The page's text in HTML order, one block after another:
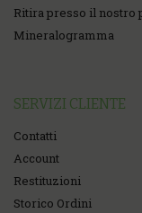
Ritira presso il nostro
Mineralogramma
SERVIZI CLIENTE
Contatti
Account
Restituzioni
Storico Ordini